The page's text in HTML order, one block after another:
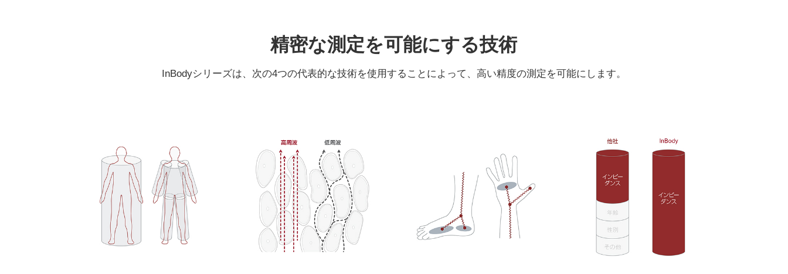
精密な測定を可能にする技術
InBodyシリーズは、次の4つの代表的な技術を使用することによって、高い精度の測定を可能にします。